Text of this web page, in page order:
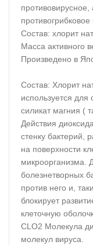
противовирусное,
Состав: хлорит
Масса активного
Произведено в
Состав: Хлорит
используется для
силикат магния (
Действия
стенку бактерий,
на поверхности
микроорганизма.
болезнетворных
против него и,
блокирует
клеточную
CLO2 Молекула
молекул вируса.